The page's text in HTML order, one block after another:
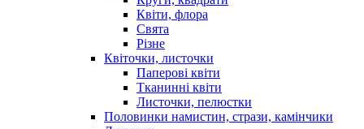
Квіти, флора
Свята
Різне
Квіточки, листочки
Паперові квіти
Тканинні квіти
Листочки, пелюстки
Половинки намистин, стрази, камінчики